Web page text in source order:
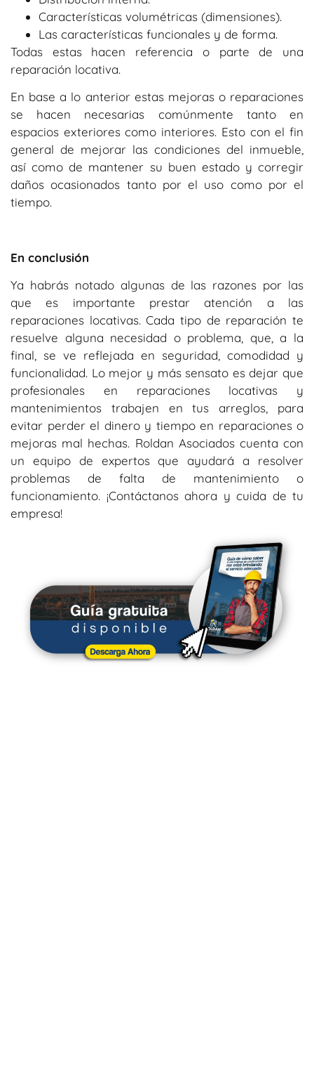
Características volumétricas (dimensiones).
Las características funcionales y de forma.
Todas estas hacen referencia o parte de una
reparación locativa.
En base a lo anterior estas mejoras o reparaciones
se hacen necesarias comúnmente tanto en
espacios exteriores como interiores. Esto con el fin
general de mejorar las condiciones del inmueble,
así como de mantener su buen estado y corregir
daños ocasionados tanto por el uso como por el
tiempo.
En conclusión
Ya habrás notado algunas de las razones por las
que es importante prestar atención a las
reparaciones locativas. Cada tipo de reparación te
resuelve alguna necesidad o problema, que, a la
final, se ve reflejada en seguridad, comodidad y
funcionalidad. Lo mejor y más sensato es dejar que
profesionales en reparaciones locativas y
mantenimientos trabajen en tus arreglos, para
evitar perder el dinero y tiempo en reparaciones o
mejoras mal hechas. Roldan Asociados cuenta con
un equipo de expertos que ayudará a resolver
problemas de falta de mantenimiento o
funcionamiento. ¡Contáctanos ahora y cuida de tu
empresa!